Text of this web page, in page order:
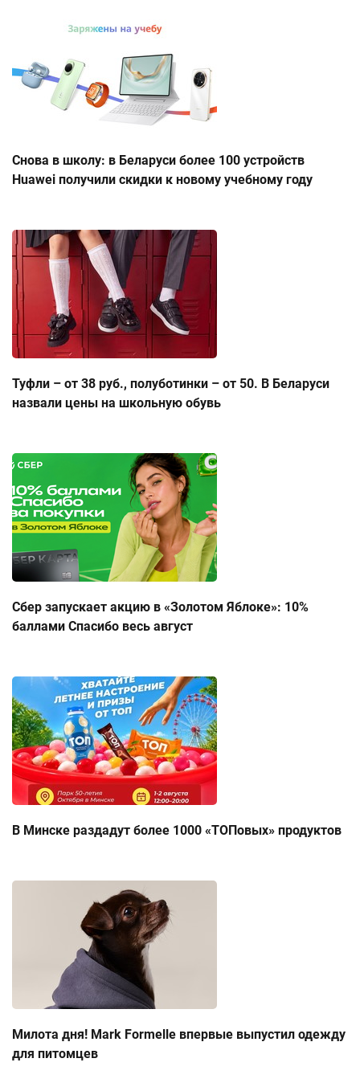
Снова в школу: в Беларуси более 100 устройств
Huawei получили скидки к новому учебному году
Туфли – от 38 руб., полуботинки – от 50. В Беларуси
назвали цены на школьную обувь
Сбер запускает акцию в «Золотом Яблоке»: 10%
баллами Спасибо весь август
В Минске раздадут более 1000 «ТОПовых» продуктов
Милота дня! Mark Formelle впервые выпустил одежду
для питомцев